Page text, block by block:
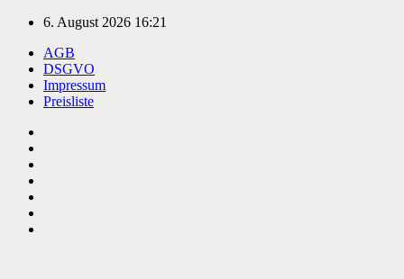
Zum
springen
6. August 2026 16:21
AGB
DSGVO
Impressum
Preisliste